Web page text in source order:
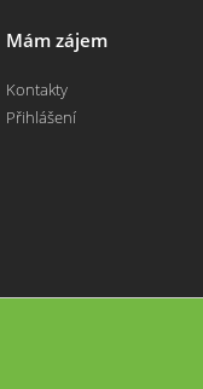
Mám zájem
Kontakty
Přihlášení